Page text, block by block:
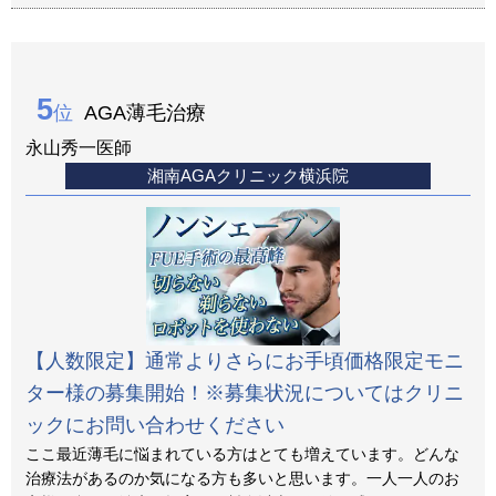
5位 AGA薄毛治療
永山秀一医師
湘南AGAクリニック横浜院
【人数限定】通常よりさらにお手頃価格限定モニ
ター様の募集開始！※募集状況についてはクリニ
ックにお問い合わせください
ここ最近薄毛に悩まれている方はとても増えています。どんな
治療法があるのか気になる方も多いと思います。一人一人のお